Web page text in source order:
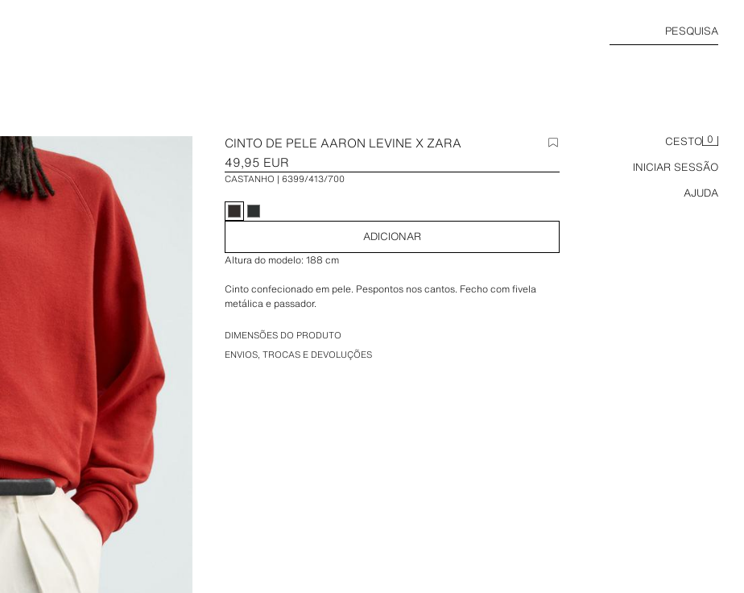
PESQUISA
CESTO 0
INICIAR SESSÃO
AJUDA
CINTO DE PELE AARON LEVINE X ZARA
49,95 EUR
CASTANHO 6399/413/700
ADICIONAR
Altura do modelo: 188 cm
Cinto confecionado em pele. Pespontos nos cantos. Fecho com fivela
metálica e passador.
Largura: 3 cm.
Coleção especial Aaron Levine x ZARA.
DIMENSÕES DO PRODUTO
ENVIOS, TROCAS E DEVOLUÇÕES